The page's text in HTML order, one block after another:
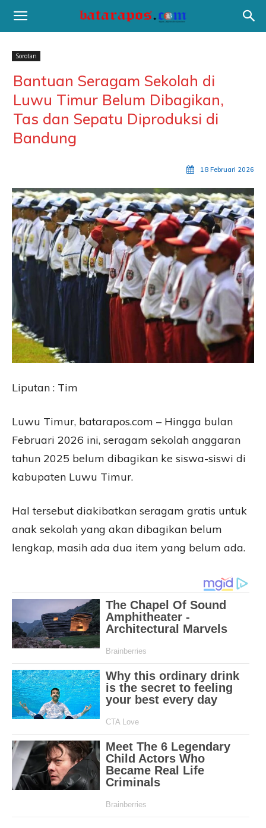
Sorotan
Bantuan Seragam Sekolah di
Luwu Timur Belum Dibagikan,
Tas dan Sepatu Diproduksi di
Bandung
18 Februari 2026
Liputan : Tim
Luwu Timur, batarapos.com – Hingga bulan
Februari 2026 ini, seragam sekolah anggaran
tahun 2025 belum dibagikan ke siswa-siswi di
kabupaten Luwu Timur.
Hal tersebut diakibatkan seragam gratis untuk
anak sekolah yang akan dibagikan belum
lengkap, masih ada dua item yang belum ada.